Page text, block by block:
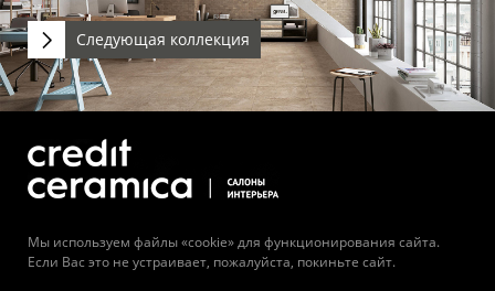
Следующая коллекция
Мы используем файлы «cookie» для функционирования сайта.
Если Вас это не устраивает, пожалуйста, покиньте сайт.